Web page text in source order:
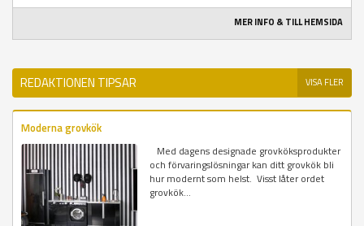
MER INFO & TILL HEMSIDA
REDAKTIONEN TIPSAR VISA FLER
Moderna grovkök
Med dagens designade grovköksprodukter
och förvaringslösningar kan ditt grovkök bli
hur modernt som helst. Visst låter ordet
grovkök...